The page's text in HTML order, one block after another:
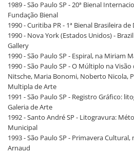
1989 - São Paulo SP - 20ª Bienal
Fundação Bienal
1990 - Curitiba PR - 1ª Bienal Brasileira de
1990 - Nova York (Estados Unidos) -
Gallery
1990 - São Paulo SP - Espiral, na Miriam
1990 - São Paulo SP - O Múltiplo na
Nitsche, Maria Bonomi, Noberto Nicola,
Multipla de Arte
1991 - São Paulo SP - Registro Gráfico:
Galeria de Arte
1992 - Santo André SP - Litogravura:
Municipal
1993 - São Paulo SP - Primavera
Arnaud